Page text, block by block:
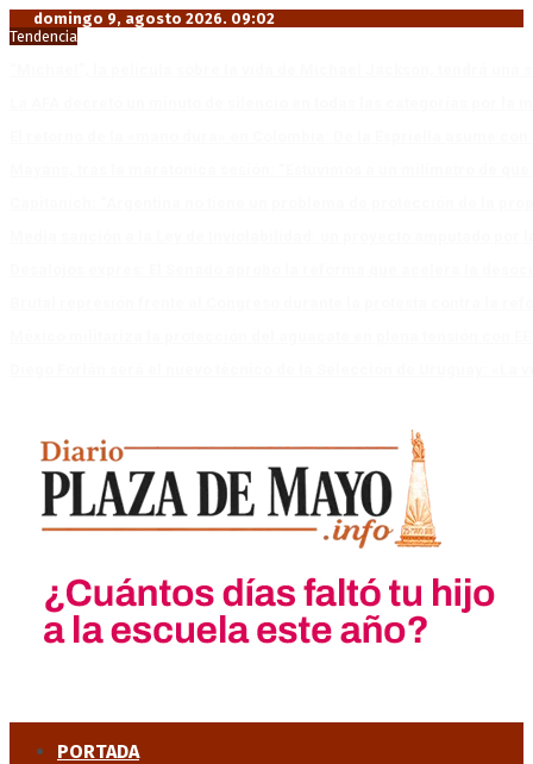
domingo 9, agosto 2026. 09:02
Tendencia
PORTADA